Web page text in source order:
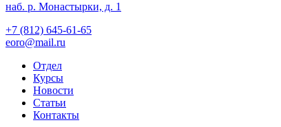
наб. р. Монастырки, д. 1
+7 (812) 645-61-65
eoro@mail.ru
Отдел
Курсы
Новости
Статьи
Контакты